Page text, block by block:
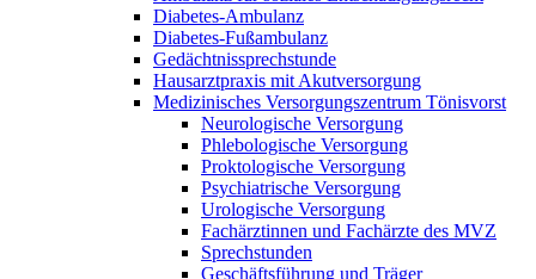
Diabetes-Ambulanz
Diabetes-Fußambulanz
Gedächtnissprechstunde
Hausarztpraxis mit Akutversorgung
Medizinisches Versorgungszentrum Tönisvorst
Neurologische Versorgung
Phlebologische Versorgung
Proktologische Versorgung
Psychiatrische Versorgung
Urologische Versorgung
Fachärztinnen und Fachärzte des MVZ
Sprechstunden
Geschäftsführung und Träger